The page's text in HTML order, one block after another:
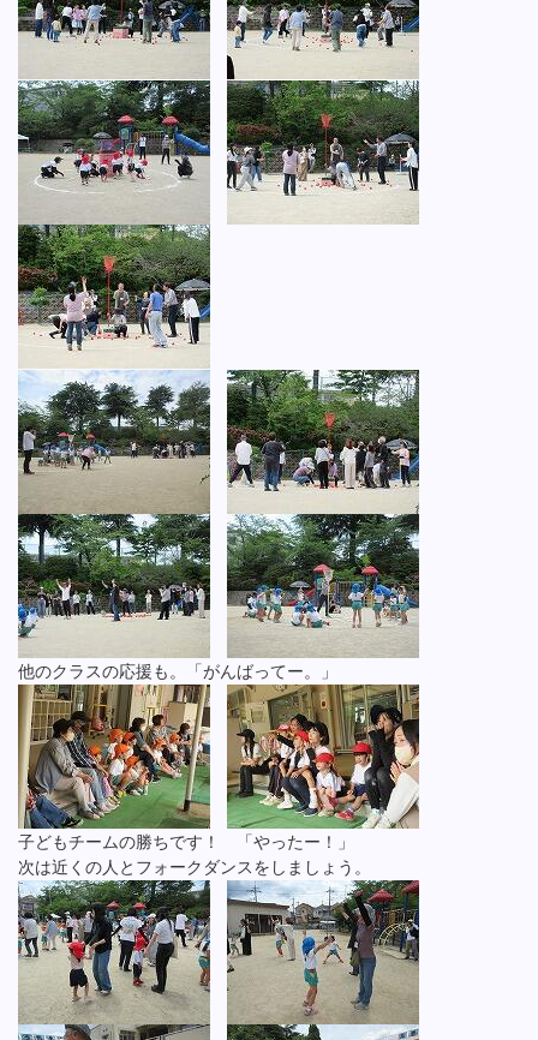
他のクラスの応援も。「がんばってー。」
子どもチームの勝ちです！ 「やったー！」
次は近くの人とフォークダンスをしましょう。